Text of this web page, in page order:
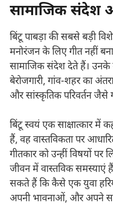
सामाजिक संदेश
बिंटू पाबड़ा की सबसे बड़ी
मनोरंजन के लिए गीत नहीं
सामाजिक संदेश देते हैं। उनके
बेरोजगारी, गांव-शहर का
और सांस्कृतिक परिवर्तन जैसे
बिंटू स्वयं एक साक्षात्कार में
हैं, वह वास्तविकता पर
गीतकार को उन्हीं विषयों पर
जीवन में वास्तविक
सकते हैं कि कैसे एक युवा
अपनी भावनाओं, और अपने